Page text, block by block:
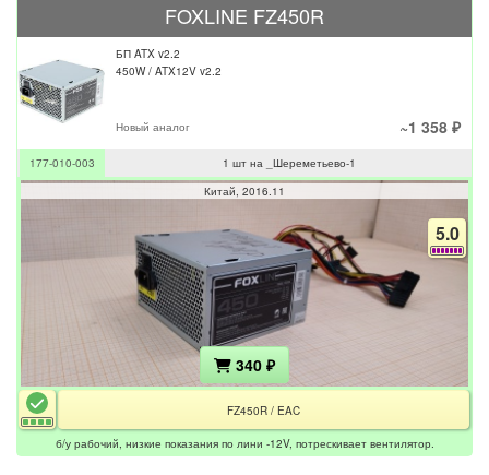
FOXLINE FZ450R
БП ATX v2.2
450W / ATX12V v2.2
Новый аналог ~1 358 ₽
177-010-003
1 шт на _Шереметьево-1
Китай 2016.11
5.0
340 ₽
FZ450R / EAC
б/у рабочий, низкие показания по лини -12V, потрескивает вентилятор.